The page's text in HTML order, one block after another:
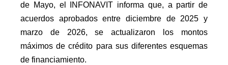
de Mayo, el INFONAVIT informa que, a partir de
acuerdos aprobados entre diciembre de 2025 y
marzo de 2026, se actualizaron los montos
máximos de crédito para sus diferentes esquemas
de financiamiento.